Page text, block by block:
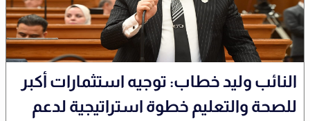
النائب وليد خطاب: توجيه استثمارات أكبر
للصحة والتعليم خطوة استراتيجية لدعم